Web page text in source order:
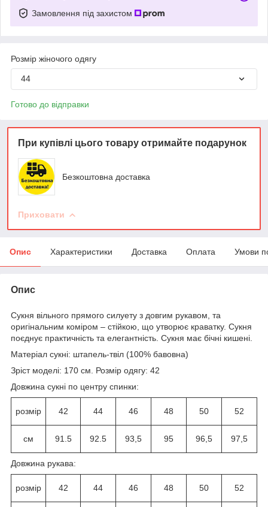
Замовлення під захистом
Розмір жіночого одягу
44
Готово до відправки
При купівлі цього товару отримайте подарунок
Безкоштовна доставка
Приховати
Опис Характеристики Доставка Оплата Умови
Опис
Сукня вільного прямого силуету з довгим рукавом, та
оригінальним коміром – стійкою, що утворює краватку. Сукня
поєднує практичність та елегантність. Сукня має бічні кишені.
Матеріал сукні: штапель-твіл (100% бавовна)
Зріст моделі: 170 см. Розмір одягу: 42
Довжина сукні по центру спинки:
розмір 42 44 46 48 50 52
см 91.5 92.5 93,5 95 96,5 97,5
Довжина рукава:
розмір 42 44 46 48 50 52